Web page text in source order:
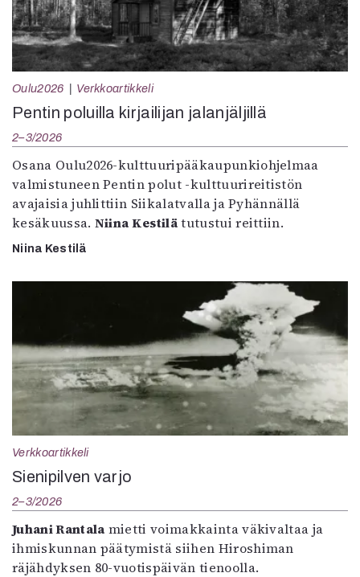
Oulu2026 Verkkoartikkeli
Pentin poluilla kirjailijan jalanjäljillä
2–3/2026
Osana Oulu2026-kulttuuripääkaupunkiohjelmaa
valmistuneen Pentin polut -kulttuurireitistön
avajaisia juhlittiin Siikalatvalla ja Pyhännällä
kesäkuussa. Niina Kestilätutustui reittiin.
Niina Kestilä
Verkkoartikkeli
Sienipilven varjo
2–3/2026
Juhani Rantala mietti voimakkainta väkivaltaa ja
ihmiskunnan päätymistä siihen Hiroshiman
räjähdyksen 80-vuotispäivän tienoolla.